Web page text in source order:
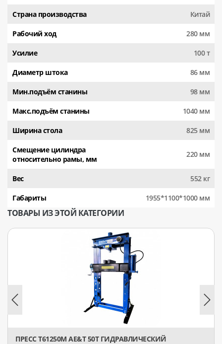
Страна производства Китай
Рабочий ход 280 мм
Усилие 100 т
Диаметр штока 86 мм
Мин.подъём станины 98 мм
Макс.подъём станины 1040 мм
Ширина стола 825 мм
Смещение цилиндра
относительно рамы, мм
220 мм
Вес 552 кг
Габариты 1955*1100*1000 мм
ТОВАРЫ ИЗ ЭТОЙ КАТЕГОРИИ
ПРЕСС T61250M AE&T 50Т ГИДРАВЛИЧЕСКИЙ